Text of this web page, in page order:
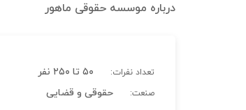
درباره موسسه حقوقی ماهور
تعداد نفرات: ۵۰ تا ۲۵۰ نفر
صنعت: حقوقی و قضایی